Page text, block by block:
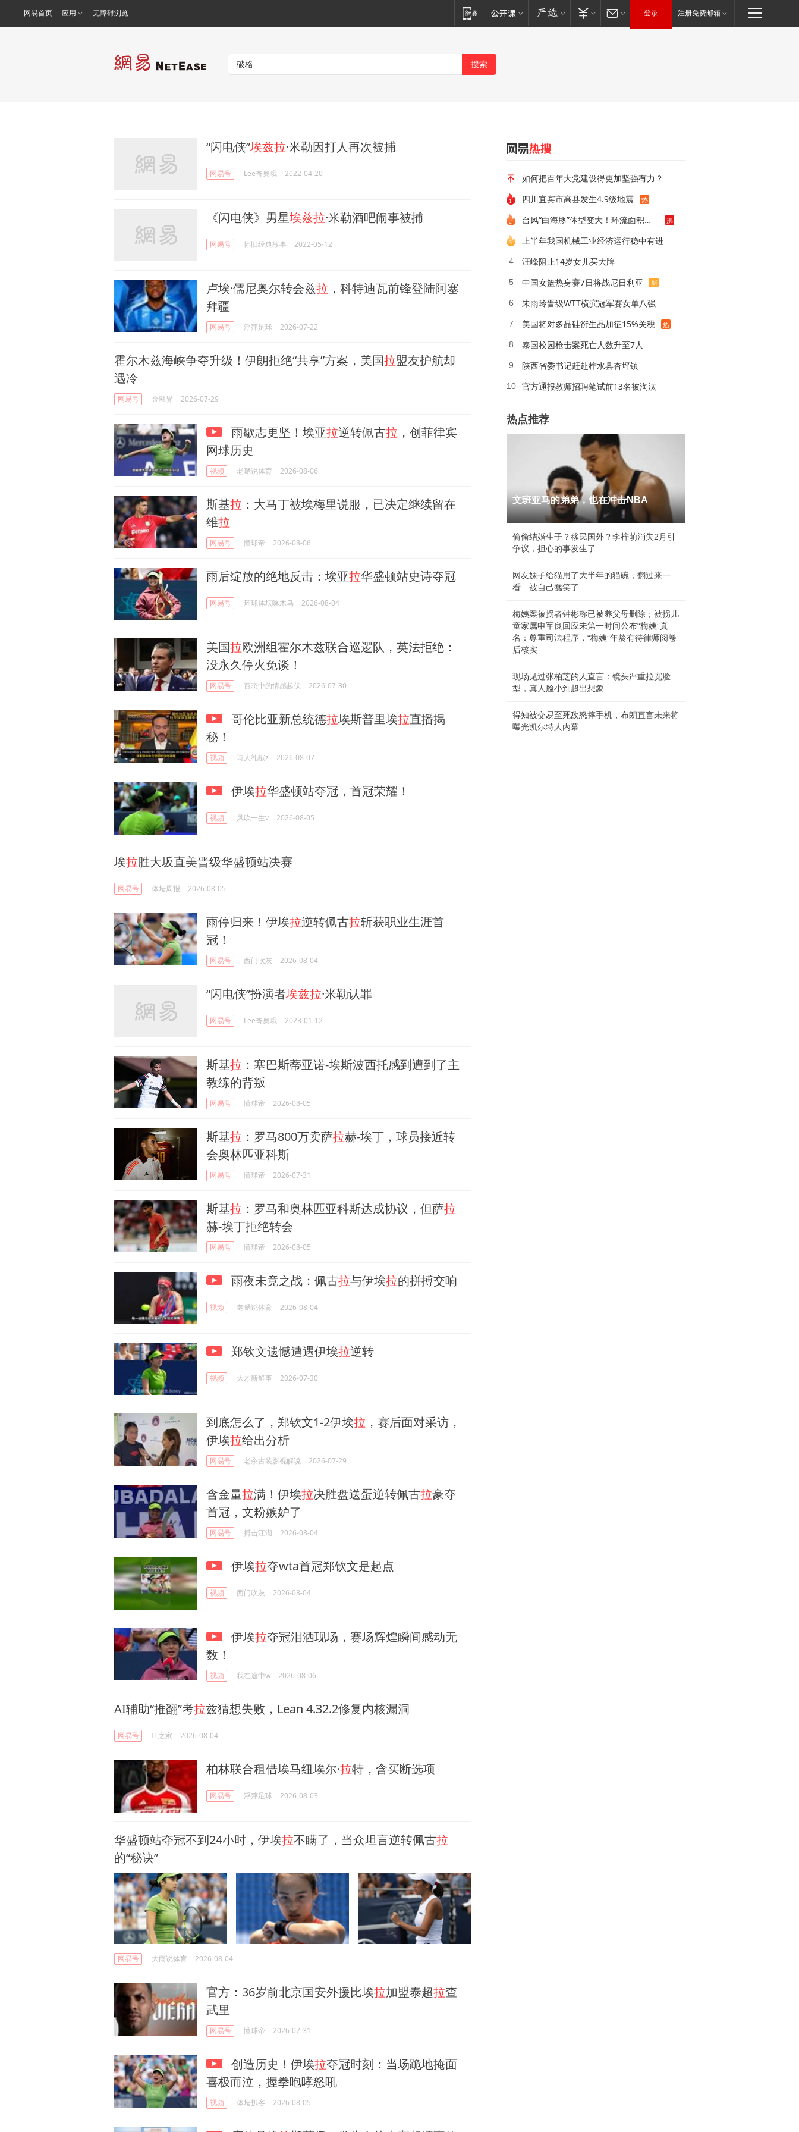
网易首页 应用 无障碍浏览 登录 注册免费邮箱
“闪电侠”埃兹拉·米勒因打人再次被捕
网易号 Lee奇奥哦 2022-04-20
《闪电侠》男星埃兹拉·米勒酒吧闹事被捕
网易号 怀旧经典故事 2022-05-12
卢埃·儒尼奥尔转会兹拉 ，科特迪瓦前锋登陆阿塞
拜疆
网易号 浮萍足球 2026-07-22
霍尔木兹海峡争夺升级！伊朗拒绝“共享”方案，美国拉盟友护航却
遇冷
网易号 金融界 2026-07-29
雨歇志更坚！埃亚拉逆转佩古拉 ，创菲律宾
网球历史
视频 老嗮说体育 2026-08-06
斯基拉 ：大马丁被埃梅里说服，已决定继续留在
维拉
网易号 懂球帝 2026-08-06
雨后绽放的绝地反击：埃亚拉华盛顿站史诗夺冠
网易号 环球体坛啄木鸟 2026-08-04
美国拉欧洲组霍尔木兹联合巡逻队，英法拒绝：
没永久停火免谈！
网易号 百态中的情感起伏 2026-07-30
哥伦比亚新总统德拉埃斯普里埃拉直播揭
秘！
视频 诗人礼献z 2026-08-07
伊埃拉华盛顿站夺冠，首冠荣耀！
视频 风吹一生v 2026-08-05
埃拉胜大坂直美晋级华盛顿站决赛
网易号 体坛周报 2026-08-05
雨停归来！伊埃拉逆转佩古拉斩获职业生涯首
冠！
网易号 西门吹灰 2026-08-04
“闪电侠”扮演者埃兹拉·米勒认罪
网易号 Lee奇奥哦 2023-01-12
斯基拉 ：塞巴斯蒂亚诺-埃斯波西托感到遭到了主
教练的背叛
网易号 懂球帝 2026-08-05
斯基拉 ：罗马800万卖萨拉赫-埃丁，球员接近转
会奥林匹亚科斯
网易号 懂球帝 2026-07-31
斯基拉 ：罗马和奥林匹亚科斯达成协议，但萨拉
赫-埃丁拒绝转会
网易号 懂球帝 2026-08-05
雨夜未竟之战：佩古拉与伊埃拉的拼搏交响
视频 老嗮说体育 2026-08-04
郑钦文遗憾遭遇伊埃拉逆转
视频 大才新鲜事 2026-07-30
到底怎么了，郑钦文1-2伊埃拉 ，赛后面对采访，
伊埃拉给出分析
网易号 老汆古装影视解说 2026-07-29
含金量拉满！伊埃拉决胜盘送蛋逆转佩古拉豪夺
首冠，文粉嫉妒了
网易号 搏击江湖 2026-08-04
伊埃拉夺wta首冠郑钦文是起点
视频 西门吹灰 2026-08-04
伊埃拉夺冠泪洒现场，赛场辉煌瞬间感动无
数！
视频 我在途中w 2026-08-06
AI辅助“推翻”考拉兹猜想失败，Lean 4.32.2修复内核漏洞
网易号 IT之家 2026-08-04
柏林联合租借埃马纽埃尔·拉特，含买断选项
网易号 浮萍足球 2026-08-03
华盛顿站夺冠不到24小时，伊埃拉不瞒了，当众坦言逆转佩古拉
的“秘诀”
网易号 大雨说体育 2026-08-04
官方：36岁前北京国安外援比埃拉加盟泰超拉查
武里
网易号 懂球帝 2026-07-31
创造历史！伊埃拉夺冠时刻：当场跪地掩面
喜极而泣，握拳咆哮怒吼
视频 体坛扒客 2026-08-05
如何把百年大党建设得更加坚强有力？
四川宜宾市高县发生4.9级地震 热
2
台风“白海豚”体型变大！环流面积接近13个浙江那么大 沸
上半年我国机械工业经济运行稳中有进
4 汪峰阻止14岁女儿买大牌
5 中国女篮热身赛7日将战尼日利亚 新
6 朱雨玲晋级WTT横滨冠军赛女单八强
7 美国将对多晶硅衍生品加征15%关税 热
8 泰国校园枪击案死亡人数升至7人
9 陕西省委书记赶赴柞水县杏坪镇
10 官方通报教师招聘笔试前13名被淘汰
热点推荐
文班亚马的弟弟，也在冲击NBA
偷偷结婚生子？移民国外？李梓萌消失2月引
争议，担心的事发生了
网友妹子给猫用了大半年的猫碗，翻过来一
看…被自己蠢笑了
梅姨案被拐者钟彬称已被养父母删除；被拐儿
童家属申军良回应未第一时间公布“梅姨”真
名：尊重司法程序，“梅姨”年龄有待律师阅卷
后核实
现场见过张柏芝的人直言：镜头严重拉宽脸
型，真人脸小到超出想象
得知被交易至死敌怒摔手机，布朗直言未来将
曝光凯尔特人内幕